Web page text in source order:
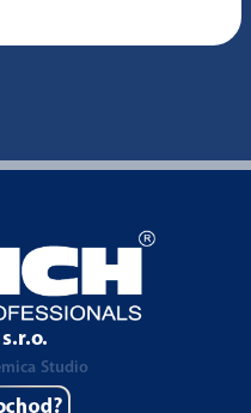
s.r.o.
Studio